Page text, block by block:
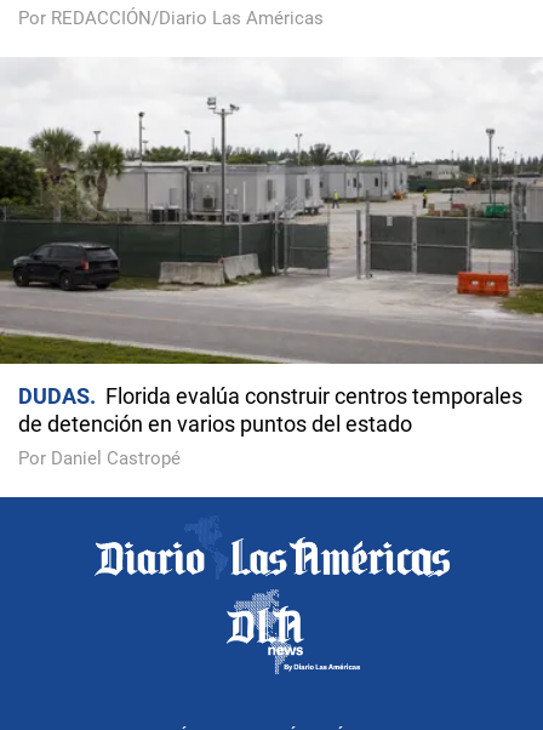
Por REDACCIÓN/Diario Las Américas
DUDAS
Florida evalúa construir centros temporales
de detención en varios puntos del estado
Por Daniel Castropé